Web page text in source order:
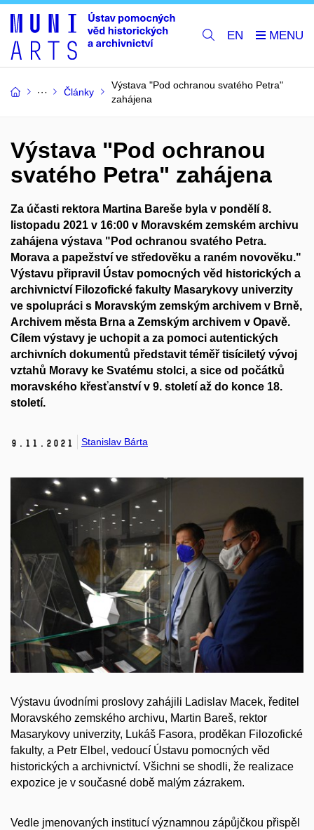
EN
Články
Výstava "Pod ochranou svatého Petra"
zahájena
Výstava "Pod ochranou
svatého Petra" zahájena
Za účasti rektora Martina Bareše byla v pondělí 8.
listopadu 2021 v 16:00 v Moravském zemském archivu
zahájena výstava "Pod ochranou svatého Petra.
Morava a papežství ve středověku a raném novověku."
Výstavu připravil Ústav pomocných věd historických a
archivnictví Filozofické fakulty Masarykovy univerzity
ve spolupráci s Moravským zemským archivem v Brně,
Archivem města Brna a Zemským archivem v Opavě.
Cílem výstavy je uchopit a za pomoci autentických
archivních dokumentů představit téměř tisíciletý vývoj
vztahů Moravy ke Svatému stolci, a sice od počátků
moravského křesťanství v 9. století až do konce 18.
století.
9. 11. 2021 Stanislav Bárta
Výstavu úvodními proslovy zahájili Ladislav Macek, ředitel
Moravského zemského archivu, Martin Bareš, rektor
Masarykovy univerzity, Lukáš Fasora, proděkan Filozofické
fakulty, a Petr Elbel, vedoucí Ústavu pomocných věd
historických a archivnictví. Všichni se shodli, že realizace
expozice je v současné době malým zázrakem.
Vedle jmenovaných institucí významnou zápůjčkou přispěl